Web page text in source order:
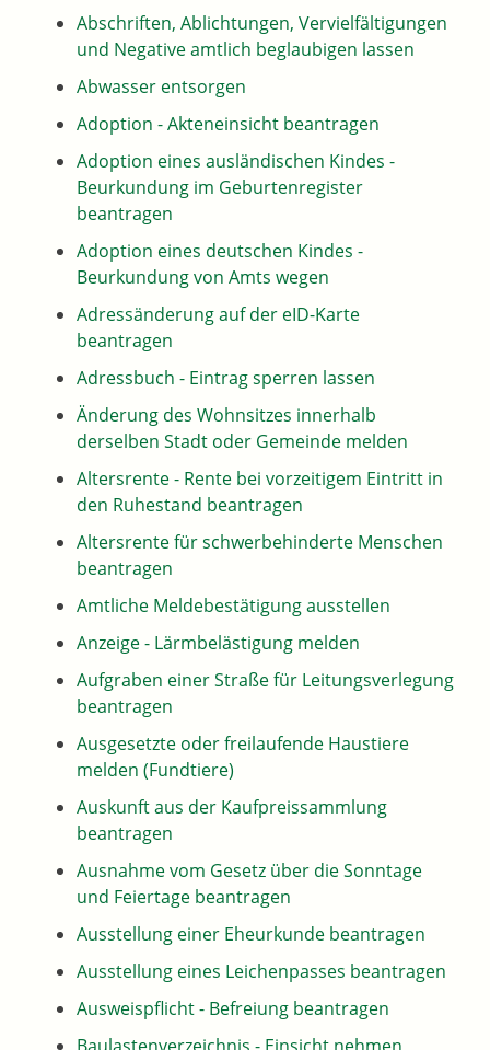
Abschriften, Ablichtungen, Vervielfältigungen
und Negative amtlich beglaubigen lassen
Abwasser entsorgen
Adoption - Akteneinsicht beantragen
Adoption eines ausländischen Kindes -
Beurkundung im Geburtenregister
beantragen
Adoption eines deutschen Kindes -
Beurkundung von Amts wegen
Adressänderung auf der eID-Karte
beantragen
Adressbuch - Eintrag sperren lassen
Änderung des Wohnsitzes innerhalb
derselben Stadt oder Gemeinde melden
Altersrente - Rente bei vorzeitigem Eintritt in
den Ruhestand beantragen
Altersrente für schwerbehinderte Menschen
beantragen
Amtliche Meldebestätigung ausstellen
Anzeige - Lärmbelästigung melden
Aufgraben einer Straße für Leitungsverlegung
beantragen
Ausgesetzte oder freilaufende Haustiere
melden (Fundtiere)
Auskunft aus der Kaufpreissammlung
beantragen
Ausnahme vom Gesetz über die Sonntage
und Feiertage beantragen
Ausstellung einer Eheurkunde beantragen
Ausstellung eines Leichenpasses beantragen
Ausweispflicht - Befreiung beantragen